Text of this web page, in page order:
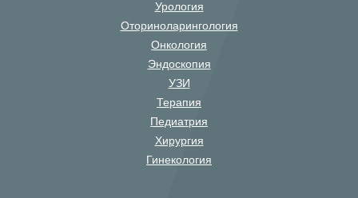
Урология
Оториноларингология
Онкология
Эндоскопия
УЗИ
Терапия
Педиатрия
Хирургия
Гинекология